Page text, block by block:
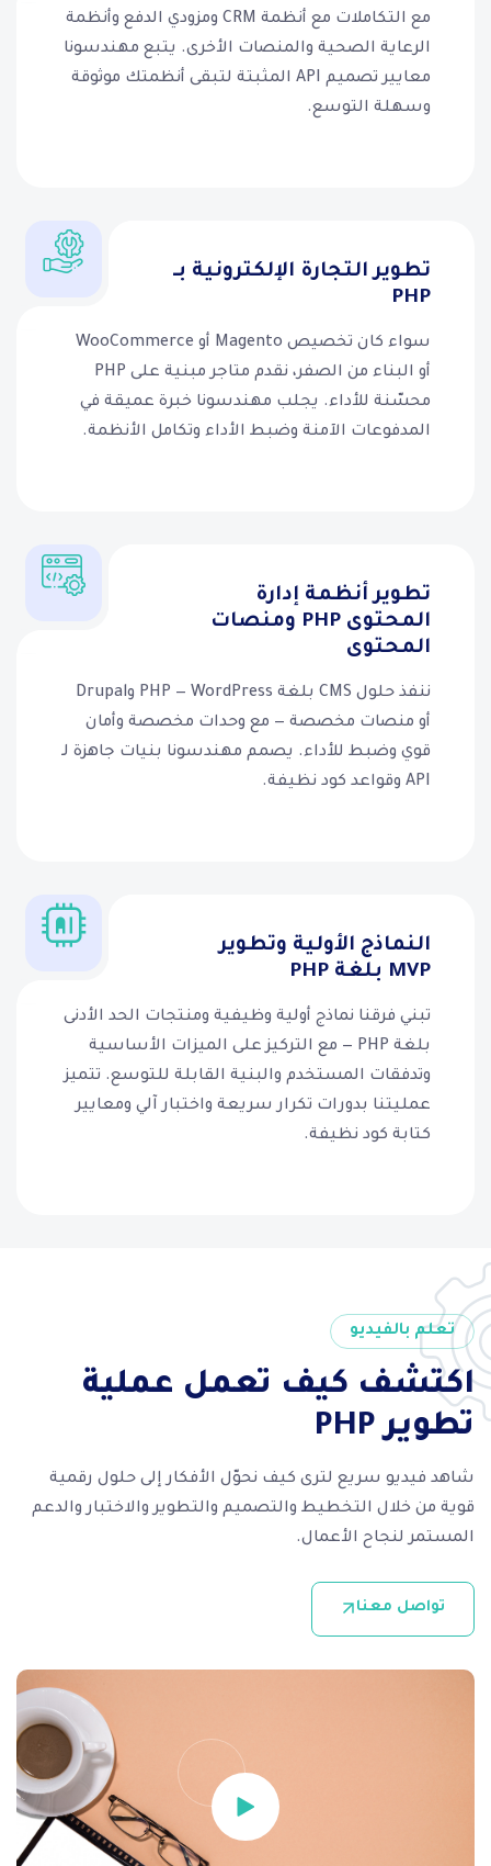
مع التكاملات مع أنظمة CRM ومزودي الدفع وأنظمة
الرعاية الصحية والمنصات الأخرى. يتبع مهندسونا
معايير تصميم API المثبتة لتبقى أنظمتك موثوقة
وسهلة التوسع.
تطوير التجارة الإلكترونية بـ
PHP
سواء كان تخصيص Magento أو WooCommerce
أو البناء من الصفر، نقدم متاجر مبنية على PHP
محسّنة للأداء. يجلب مهندسونا خبرة عميقة في
المدفوعات الآمنة وضبط الأداء وتكامل الأنظمة.
تطوير أنظمة إدارة
المحتوى PHP ومنصات
المحتوى
ننفذ حلول CMS بلغة PHP — WordPress وDrupal
أو منصات مخصصة — مع وحدات مخصصة وأمان
قوي وضبط للأداء. يصمم مهندسونا بنيات جاهزة لـ
API وقواعد كود نظيفة.
النماذج الأولية وتطوير
MVP بلغة PHP
تبني فرقنا نماذج أولية وظيفية ومنتجات الحد الأدنى
بلغة PHP — مع التركيز على الميزات الأساسية
وتدفقات المستخدم والبنية القابلة للتوسع. تتميز
عمليتنا بدورات تكرار سريعة واختبار آلي ومعايير
كتابة كود نظيفة.
تعلم بالفيديو
اكتشف كيف تعمل عملية
تطوير PHP
شاهد فيديو سريع لترى كيف نحوّل الأفكار إلى حلول رقمية
قوية من خلال التخطيط والتصميم والتطوير والاختبار والدعم
المستمر لنجاح الأعمال.
تواصل معنا